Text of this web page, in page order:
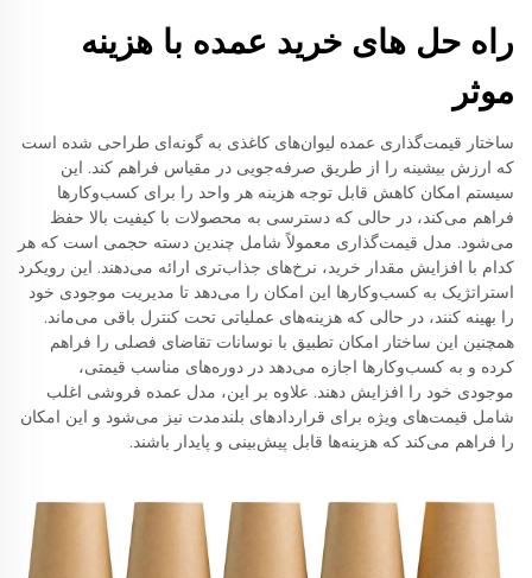
راه حل های خرید عمده با هزینه
موثر
ساختار قیمت‌گذاری عمده لیوان‌های کاغذی به گونه‌ای طراحی شده است
که ارزش بیشینه را از طریق صرفه‌جویی در مقیاس فراهم کند. این
سیستم امکان کاهش قابل توجه هزینه هر واحد را برای کسب‌وکارها
فراهم می‌کند، در حالی که دسترسی به محصولات با کیفیت بالا حفظ
می‌شود. مدل قیمت‌گذاری معمولاً شامل چندین دسته حجمی است که هر
کدام با افزایش مقدار خرید، نرخ‌های جذاب‌تری ارائه می‌دهند. این رویکرد
استراتژیک به کسب‌وکارها این امکان را می‌دهد تا مدیریت موجودی خود
را بهینه کنند، در حالی که هزینه‌های عملیاتی تحت کنترل باقی می‌ماند.
همچنین این ساختار امکان تطبیق با نوسانات تقاضای فصلی را فراهم
کرده و به کسب‌وکارها اجازه می‌دهد در دوره‌های مناسب قیمتی،
موجودی خود را افزایش دهند. علاوه بر این، مدل عمده فروشی اغلب
شامل قیمت‌های ویژه برای قراردادهای بلندمدت نیز می‌شود و این امکان
را فراهم می‌کند که هزینه‌ها قابل پیش‌بینی و پایدار باشند.